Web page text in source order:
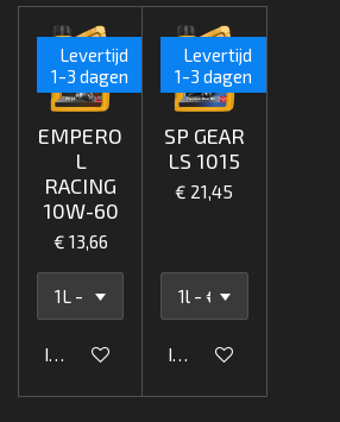
Levertijd
1-3 dagen
EMPERO
L
RACING
10W-60
€ 13,66
In winkelwagen
Levertijd
1-3 dagen
SP GEAR
LS 1015
€ 21,45
In winkelwagen